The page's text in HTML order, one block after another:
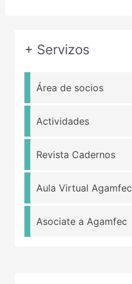
+ Servizos
Área de socios
Actividades
Revista Cadernos
Aula Virtual Agamfec
Asociate a Agamfec